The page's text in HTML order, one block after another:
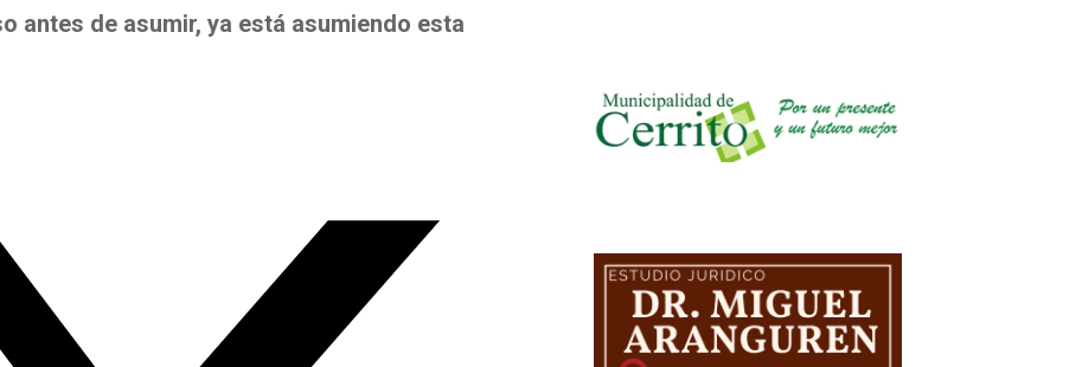
antes de asumir, ya está asumiendo esta